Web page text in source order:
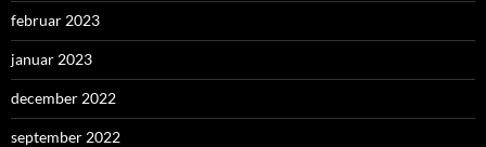
februar 2023
januar 2023
december 2022
september 2022